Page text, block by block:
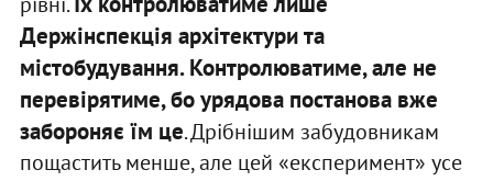
Держінспекція архітектури та
містобудування. Контролюватиме, але не
перевірятиме, бо урядова постанова вже
забороняє їм це. Дрібнішим забудовникам
пощастить менше, але цей «експеримент» усе